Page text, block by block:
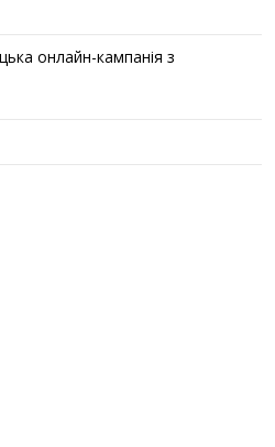
онлайн-кампанія з